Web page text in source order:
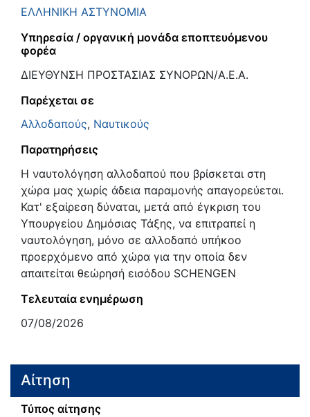
ΕΛΛΗΝΙΚΗ ΑΣΤΥΝΟΜΙΑ
Υπηρεσία / οργανική μονάδα εποπτευόμενου
φορέα
ΔΙΕΥΘΥΝΣΗ ΠΡΟΣΤΑΣΙΑΣ ΣΥΝΟΡΩΝ/Α.Ε.Α.
Παρέχεται σε
Αλλοδαπούς, Ναυτικούς
Παρατηρήσεις
Η ναυτολόγηση αλλοδαπού που βρίσκεται στη
χώρα μας χωρίς άδεια παραμονής απαγορεύεται.
Κατ' εξαίρεση δύναται, μετά από έγκριση του
Υπουργείου Δημόσιας Τάξης, να επιτραπεί η
ναυτολόγηση, μόνο σε αλλοδαπό υπήκοο
προερχόμενο από χώρα για την οποία δεν
απαιτείται θεώρησή εισόδου SCHENGEN
Τελευταία ενημέρωση
07/08/2026
Αίτηση
Τύπος αίτησης